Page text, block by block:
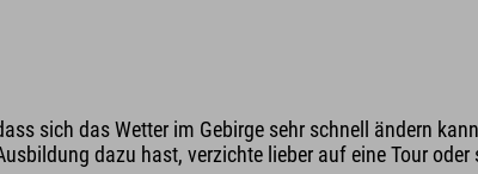
sich das Wetter im Gebirge sehr schnell ändern
dazu hast, verzichte lieber auf eine Tour oder